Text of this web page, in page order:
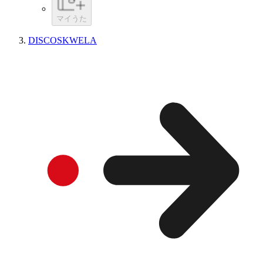
マイうた
DISCOSKWELA